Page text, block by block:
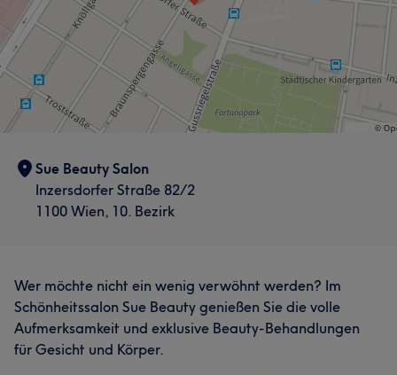
Sue Beauty Salon
Inzersdorfer Straße 82/2
1100 Wien, 10. Bezirk
Wer möchte nicht ein wenig verwöhnt werden? Im
Schönheitssalon Sue Beauty genießen Sie die volle
Aufmerksamkeit und exklusive Beauty-Behandlungen
für Gesicht und Körper.